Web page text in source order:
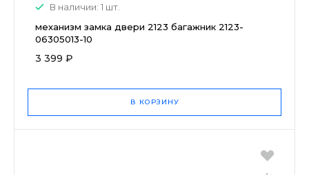
В наличии: 1 шт.
механизм замка двери 2123 багажник 2123-
06305013-10
3 399 ₽
В КОРЗИНУ